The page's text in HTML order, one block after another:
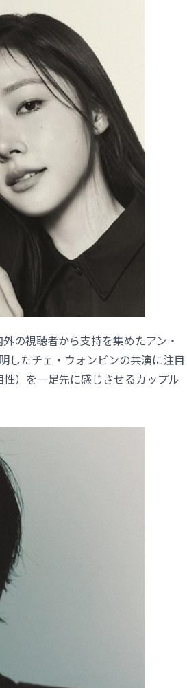
の視聴者から支持を集めたアン・
したチェ・ウォンビンの共演に注目
）を一足先に感じさせるカップル